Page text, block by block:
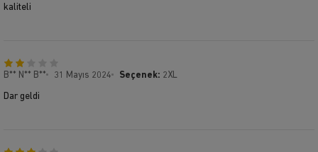
kaliteli
B** N** B** 31 Mayıs 2024 Seçenek: 2XL
Dar geldi